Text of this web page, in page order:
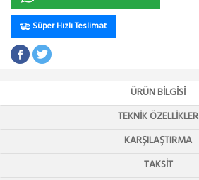
Süper Hızlı Teslimat
ÜRÜN BILGISI
TEKNIK ÖZELLIKLER
KARŞILAŞTIRMA
TAKSIT